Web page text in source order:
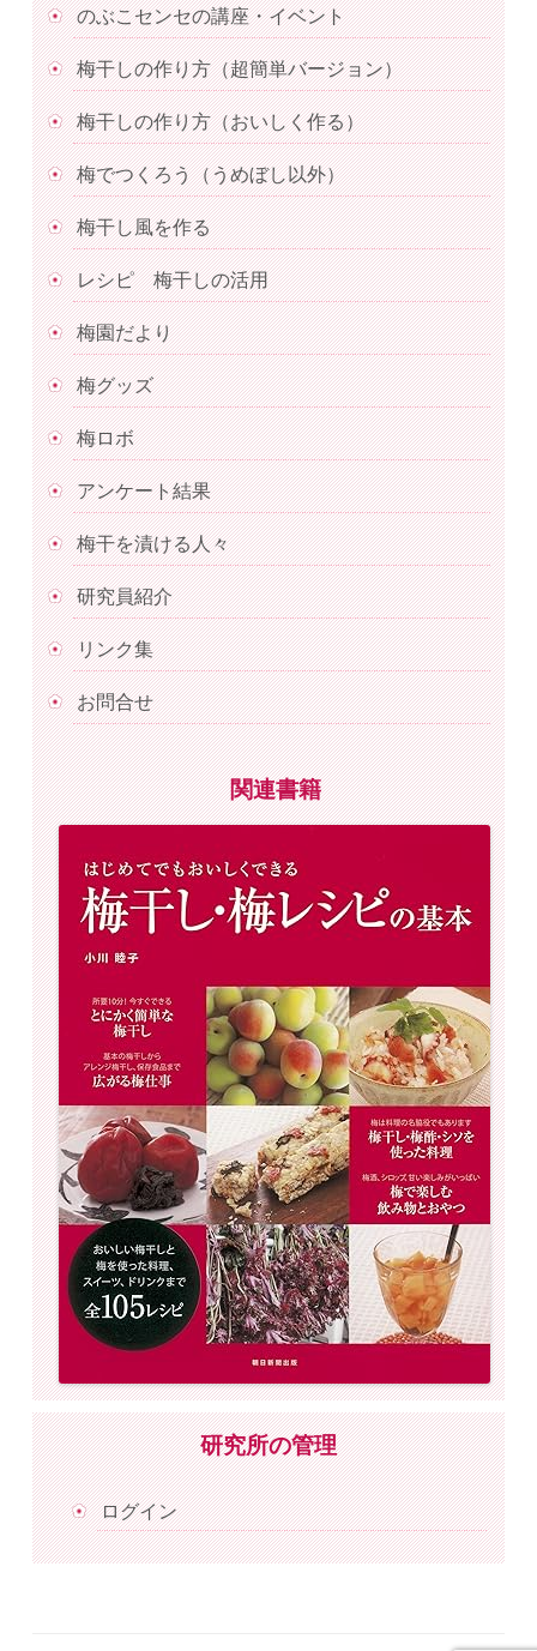
のぶこセンセの講座・イベント
梅干しの作り方（超簡単バージョン）
梅干しの作り方（おいしく作る）
梅でつくろう（うめぼし以外）
梅干し風を作る
レシピ 梅干しの活用
梅園だより
梅グッズ
梅ロボ
アンケート結果
梅干を漬ける人々
研究員紹介
リンク集
お問合せ
関連書籍
研究所の管理
ログイン